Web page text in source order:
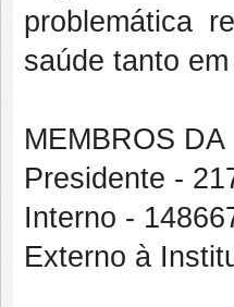
problemática
saúde tanto
MEMBROS DA
Presidente -
Interno -
Externo à